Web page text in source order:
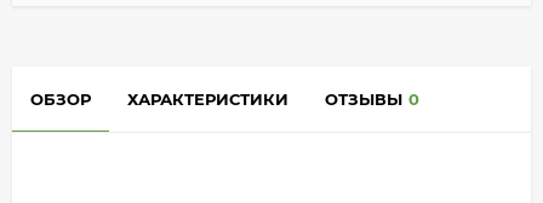
ОБЗОР ХАРАКТЕРИСТИКИ ОТЗЫВЫ 0